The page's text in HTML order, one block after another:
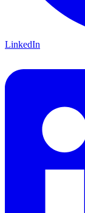
LinkedIn